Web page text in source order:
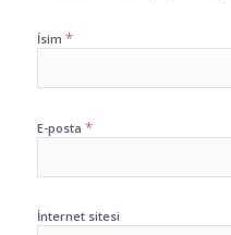
İsim *
E-posta *
İnternet sitesi